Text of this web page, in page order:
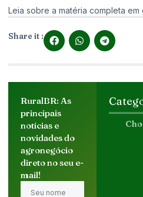
Leia sobre a matéria completa em
Share it :
RuralBR: As
principais
notícias e
novidades do
agronegócio
direto no seu e-
mail!